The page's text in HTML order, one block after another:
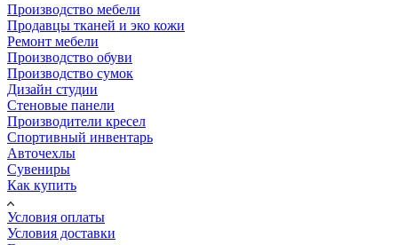
Производство мебели
Продавцы тканей и эко кожи
Ремонт мебели
Производство обуви
Производство сумок
Дизайн студии
Стеновые панели
Производители кресел
Спортивный инвентарь
Авточехлы
Сувениры
Как купить
Условия оплаты
Условия доставки